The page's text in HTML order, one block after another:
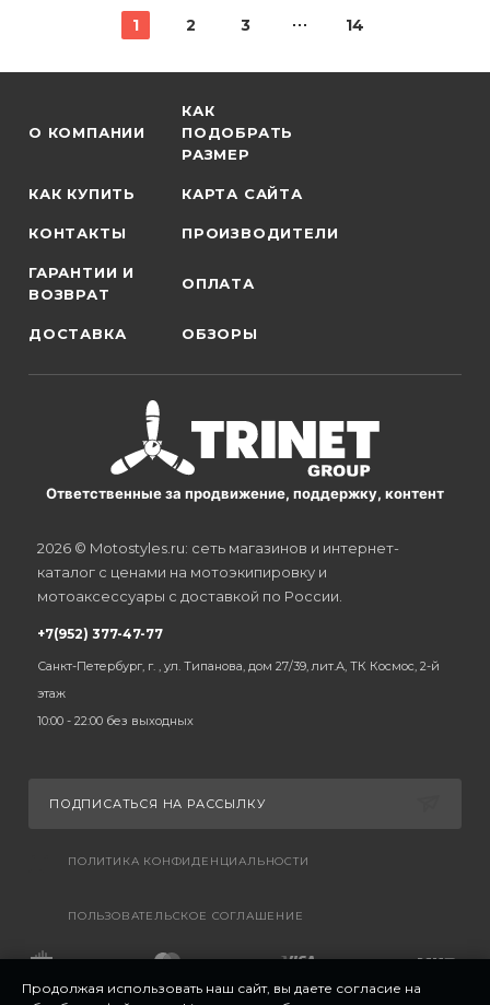
1 2 3 14
О КОМПАНИИ
КАК
ПОДОБРАТЬ
РАЗМЕР
КАК КУПИТЬ КАРТА САЙТА
КОНТАКТЫ ПРОИЗВОДИТЕЛИ
ГАРАНТИИ И
ВОЗВРАТ
ОПЛАТА
ДОСТАВКА ОБЗОРЫ
Ответственные за продвижение, поддержку, контент
2026 © Motostyles.ru: сеть магазинов и интернет-
каталог с ценами на мотоэкипировку и
мотоаксессуары с доставкой по России.
+7(952) 377-47-77
Санкт-Петербург, г. , ул. Типанова, дом 27/39, лит.А, ТК Космос, 2-й
этаж
10:00 - 22:00 без выходных
ПОДПИСАТЬСЯ НА РАССЫЛКУ
ПОЛИТИКА КОНФИДЕНЦИАЛЬНОСТИ
ПОЛЬЗОВАТЕЛЬСКОЕ СОГЛАШЕНИЕ
Продолжая использовать наш сайт, вы даете согласие на